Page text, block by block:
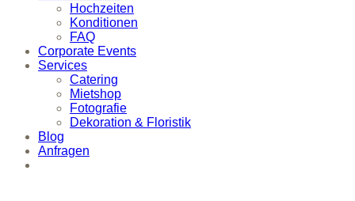
Hochzeiten
Konditionen
FAQ
Corporate Events
Services
Catering
Mietshop
Fotografie
Dekoration & Floristik
Blog
Anfragen